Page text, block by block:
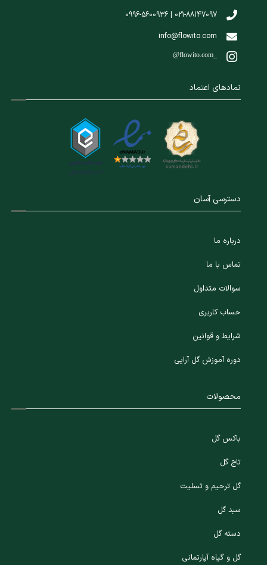
021-88147097 | 0996-5600936
info@flowito.com
@flowito.com_
نمادهای اعتماد
دسترسی آسان
درباره ما
تماس با ما
سوالات متداول
حساب کاربری
شرایط و قوانین
دوره آموزش گل آرایی
محصولات
باکس گل
تاج گل
گل ترحیم و تسلیت
سبد گل
دسته گل
گل و گیاه آپارتمانی